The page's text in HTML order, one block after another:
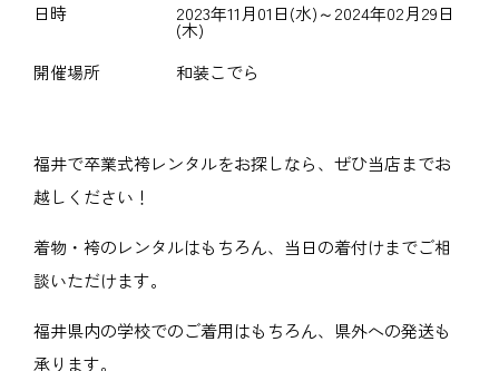
日時 2023年11月01日(水)～2024年02月29日
(木)
開催場所
和装こでら
福井で卒業式袴レンタルをお探しなら、ぜひ当店までお
越しください！
着物・袴のレンタルはもちろん、当日の着付けまでご相
談いただけます。
福井県内の学校でのご着用はもちろん、県外への発送も
承ります。